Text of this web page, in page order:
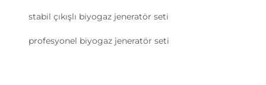
stabil çıkışlı biyogaz jeneratör seti
profesyonel biyogaz jeneratör seti